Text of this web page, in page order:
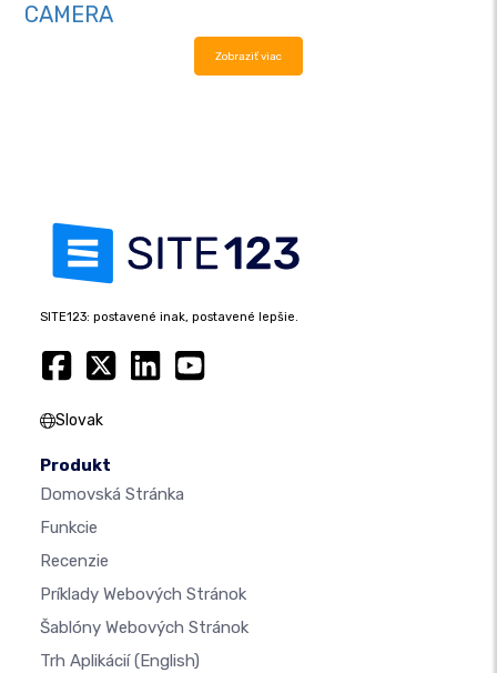
CAMERA
Zobraziť viac
SITE123: postavené inak, postavené lepšie.
Slovak
Produkt
Domovská Stránka
Funkcie
Recenzie
Príklady Webových Stránok
Šablóny Webových Stránok
Trh Aplikácií(English)